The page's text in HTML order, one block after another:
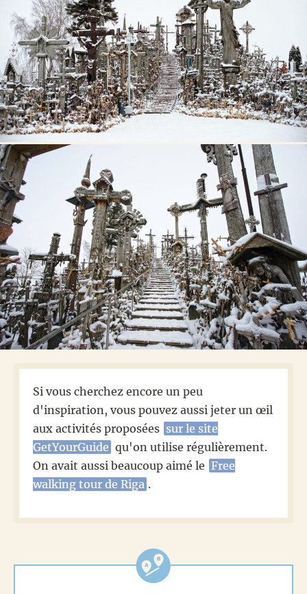
Si vous cherchez encore un peu
d'inspiration, vous pouvez aussi jeter un œil
aux activités proposées sur le site
GetYourGuide qu'on utilise régulièrement.
On avait aussi beaucoup aimé le Free
walking tour de Riga .